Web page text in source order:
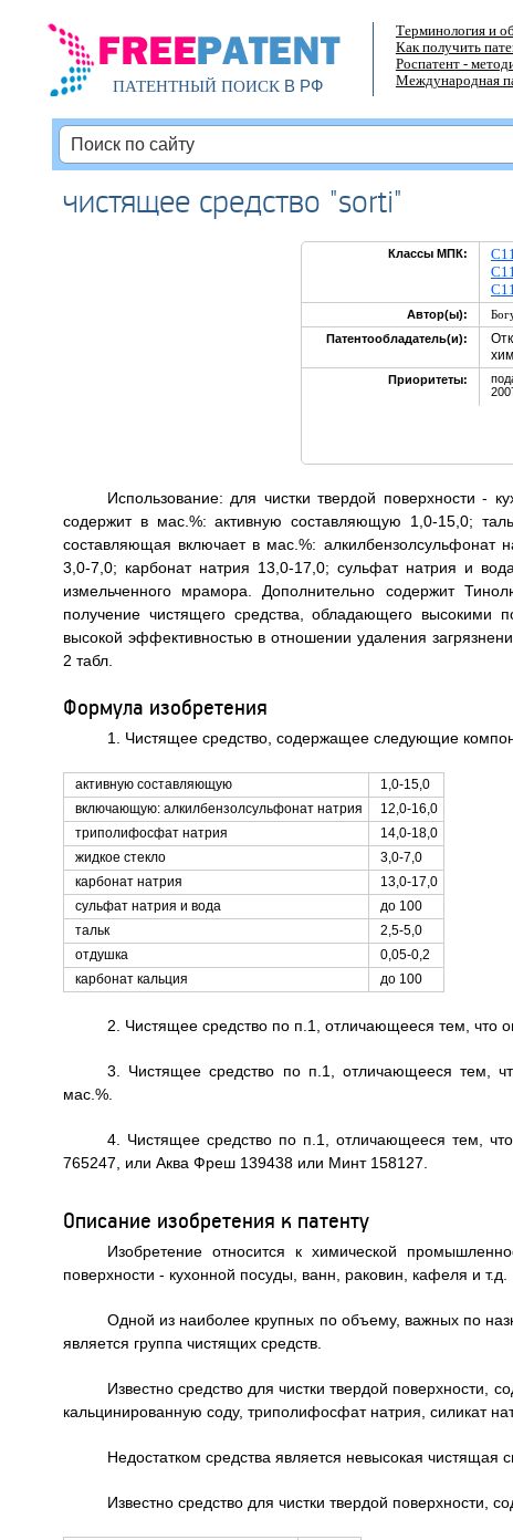
ПАТЕНТНЫЙ ПОИСКВ РФ
Терминология и
Как получить
Роспатент -
Международная
чистящее средство "sorti"
Классы МПК:
Автор(ы):
Патентообладатель(и):
Приоритеты:
Использование: для чистки твердой поверхности -
содержит в мас.%: активную составляющую 1,0-15,0;
составляющая включает в мас.%: алкилбензолсульфонат
3,0-7,0; карбонат натрия 13,0-17,0; сульфат натрия и
измельченного мрамора. Дополнительно содержит
получение чистящего средства, обладающего высокими
высокой эффективностью в отношении удаления
2 табл.
Формула изобретения
1. Чистящее средство, содержащее следующие
активную составляющую
1,0-15,0
включающую: алкилбензолсульфонат натрия
12,0-16,0
триполифосфат натрия
14,0-18,0
жидкое стекло
3,0-7,0
карбонат натрия
13,0-17,0
сульфат натрия и вода
до 100
тальк
2,5-5,0
отдушка
0,05-0,2
карбонат кальция
до 100
2. Чистящее средство по п.1, отличающееся тем, что
3. Чистящее средство по п.1, отличающееся тем,
мас.%.
4. Чистящее средство по п.1, отличающееся тем,
765247, или Аква Фреш 139438 или Минт 158127.
Описание изобретения к патенту
Изобретение относится к химической
поверхности - кухонной посуды, ванн, раковин, кафеля и т.д.
Одной из наиболее крупных по объему, важных по
является группа чистящих средств.
Известно средство для чистки твердой поверхности,
кальцинированную соду, триполифосфат натрия, силикат
Недостатком средства является невысокая чистящая
Известно средство для чистки твердой поверхности,